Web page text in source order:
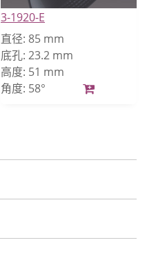
3-1920-E
直径: 85 mm
底孔: 23.2 mm
高度: 51 mm
角度: 58°